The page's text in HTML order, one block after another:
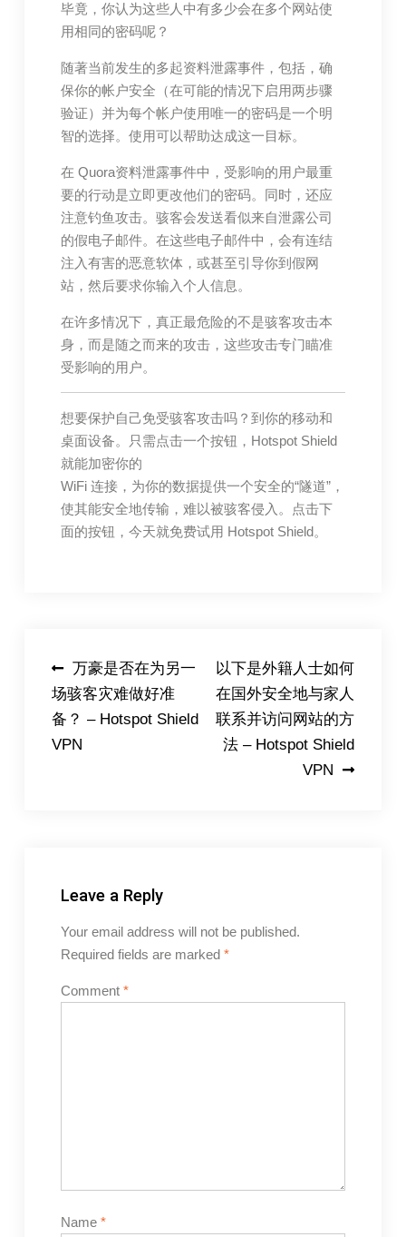
毕竟，你认为这些人中有多少会在多个网站使
用相同的密码呢？
随著当前发生的多起资料泄露事件，包括，确
保你的帐户安全（在可能的情况下启用两步骤
验证）并为每个帐户使用唯一的密码是一个明
智的选择。使用可以帮助达成这一目标。
在 Quora资料泄露事件中，受影响的用户最重
要的行动是立即更改他们的密码。同时，还应
注意钓鱼攻击。骇客会发送看似来自泄露公司
的假电子邮件。在这些电子邮件中，会有连结
注入有害的恶意软体，或甚至引导你到假网
站，然后要求你输入个人信息。
在许多情况下，真正最危险的不是骇客攻击本
身，而是随之而来的攻击，这些攻击专门瞄准
受影响的用户。
想要保护自己免受骇客攻击吗？到你的移动和
桌面设备。只需点击一个按钮，Hotspot Shield
就能加密你的
WiFi 连接，为你的数据提供一个安全的“隧道”，
使其能安全地传输，难以被骇客侵入。点击下
面的按钮，今天就免费试用 Hotspot Shield。
Post
navigation
万豪是否在为另一
场骇客灾难做好准
备？ – Hotspot Shield
VPN
以下是外籍人士如何
在国外安全地与家人
联系并访问网站的方
法 – Hotspot Shield
VPN
Leave a Reply
Your email address will not be published.
Required fields are marked *
Comment *
Name *